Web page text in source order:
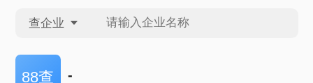
查企业
查企业
88查 -